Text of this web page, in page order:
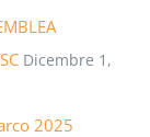
Dicembre 1,
2025